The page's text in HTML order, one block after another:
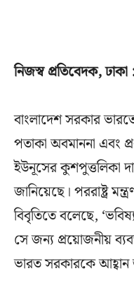
নিজস্ব প্রতিবেদক, ঢাকা
বাংলাদেশ সরকার
পতাকা অবমাননা এবং
ইউনূসের কুশপুত্তলিকা
জানিয়েছে। পররাষ্ট্র
বিবৃতিতে বলেছে,
সে জন্য প্রয়োজনীয়
ভারত সরকারকে আহ্বান